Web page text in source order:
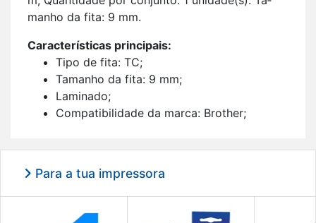
manho da fita: 9 mm.
Ca­rac­te­rís­ticas prin­ci­pais:
Tipo de fita: TC;
Ta­manho da fita: 9 mm;
La­mi­nado;
Com­pa­ti­bi­li­dade da marca: Brother;
Lar­gura da fita: 9 mm;
Para a tua impressora